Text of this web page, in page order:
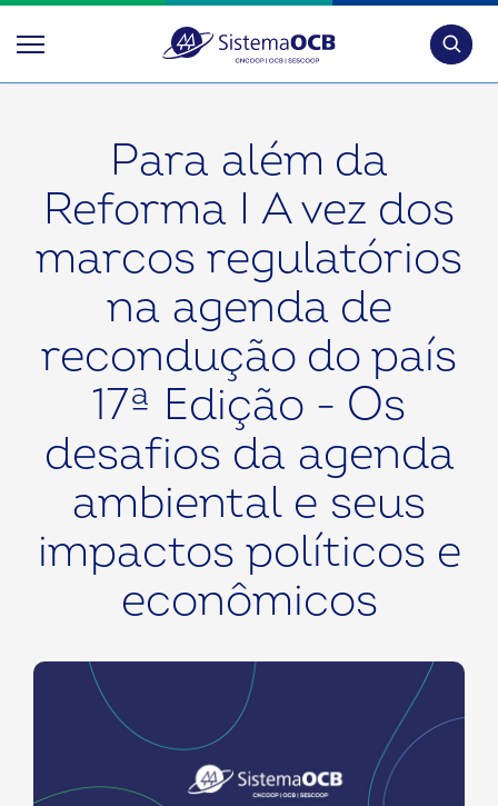
Para além da
Reforma I A vez dos
marcos regulatórios
na agenda de
recondução do país
17ª Edição - Os
desafios da agenda
ambiental e seus
impactos políticos e
econômicos